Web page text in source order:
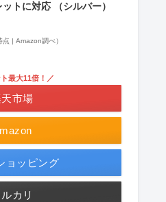
トに対応 （シルバー）
| Amazon調べ）
最大11倍！／
市場
ョッピング
ルカリ